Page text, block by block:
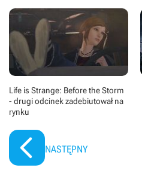
Life is Strange: Before the Storm
- drugi odcinek zadebiutował na
rynku
NASTĘPNY